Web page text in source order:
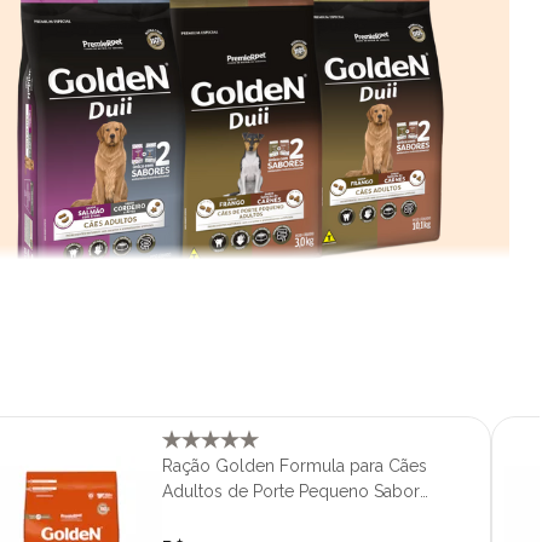
Ração Golden Formula para Cães
Adultos de Porte Pequeno Sabor